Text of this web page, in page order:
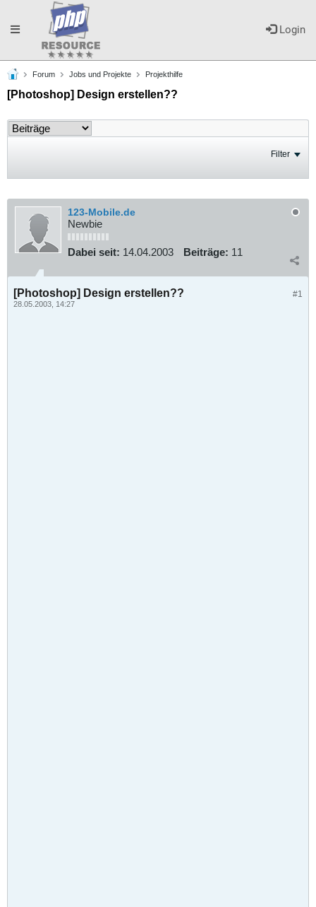
Login
Toggle
navigation
Forum Jobs und Projekte Projekthilfe
[Photoshop] Design erstellen??
Filter
123-Mobile.de
Newbie
Dabei seit: 14.04.2003 Beiträge: 11
#1
[Photoshop] Design erstellen??
28.05.2003, 14:27